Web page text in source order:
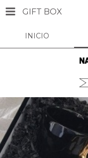
GIFT BOX
INICIO